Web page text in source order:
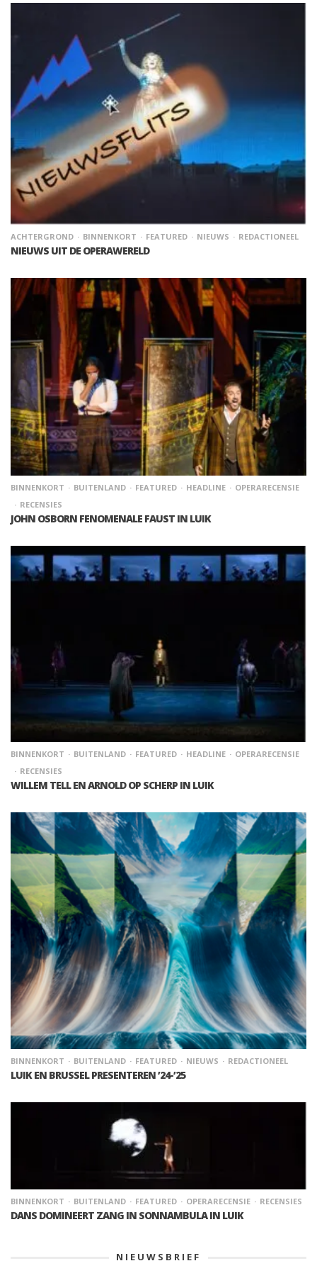
ACHTERGROND BINNENKORT FEATURED NIEUWS REDACTIONEEL
NIEUWS UIT DE OPERAWERELD
BINNENKORT BUITENLAND FEATURED HEADLINE
OPERARECENSIE
RECENSIES
JOHN OSBORN FENOMENALE FAUST IN LUIK
BINNENKORT BUITENLAND FEATURED HEADLINE
OPERARECENSIE
RECENSIES
WILLEM TELL EN ARNOLD OP SCHERP IN LUIK
BINNENKORT BUITENLAND FEATURED NIEUWS REDACTIONEEL
LUIK EN BRUSSEL PRESENTEREN ’24-’25
BINNENKORT BUITENLAND FEATURED OPERARECENSIE RECENSIES
DANS DOMINEERT ZANG IN SONNAMBULA IN LUIK
NIEUWSBRIEF